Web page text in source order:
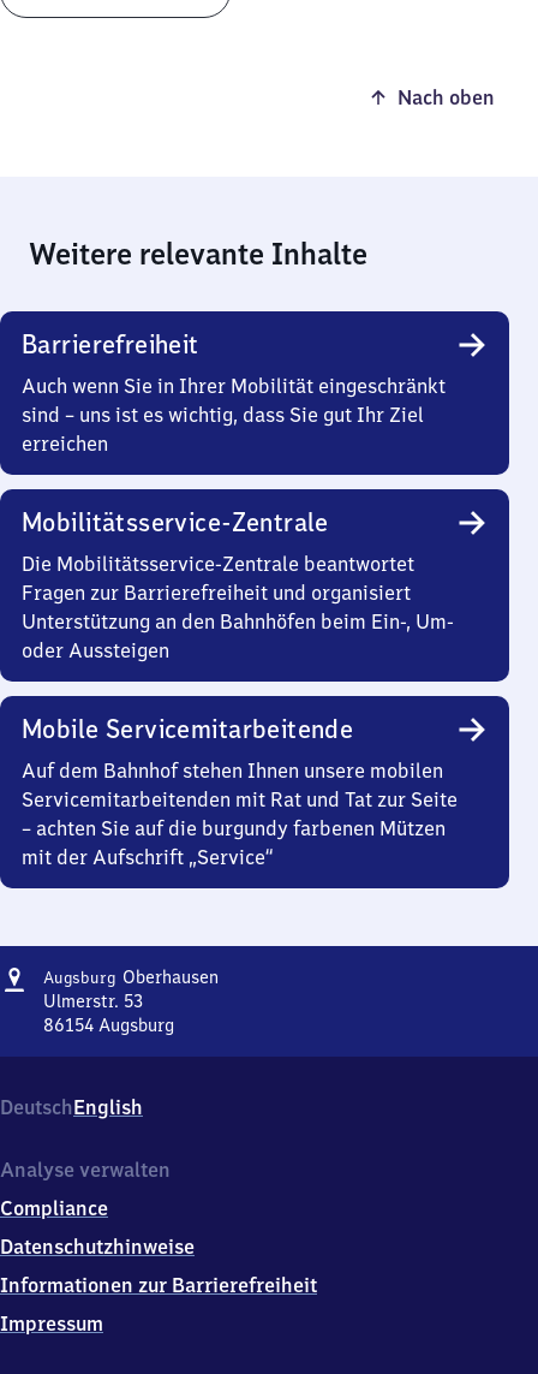
Nach oben
Weitere relevante Inhalte
Barrierefreiheit
Auch wenn Sie in Ihrer Mobilität eingeschränkt
sind – uns ist es wichtig, dass Sie gut Ihr Ziel
erreichen
Mobilitätsservice-Zentrale
Die Mobilitätsservice-Zentrale beantwortet
Fragen zur Barrierefreiheit und organisiert
Unterstützung an den Bahnhöfen beim Ein-, Um-
oder Aussteigen
Mobile Servicemitarbeitende
Auf dem Bahnhof stehen Ihnen unsere mobilen
Servicemitarbeitenden mit Rat und Tat zur Seite
– achten Sie auf die burgundy farbenen Mützen
mit der Aufschrift „Service“
Adresse
Augsburg Oberhausen
Ulmerstr. 53
86154 Augsburg
Ulmerstr.
53,
6
5
4
DeutschEnglish
Analyse verwalten
Compliance
Datenschutzhinweise
Informationen zur Barrierefreiheit
Impressum